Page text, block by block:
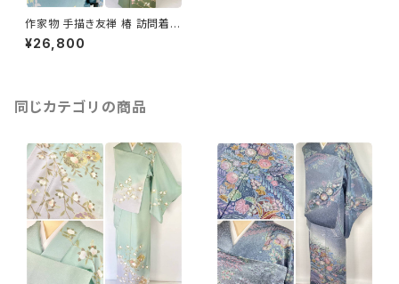
作家物 手描き友禅 椿 訪問着
花柄 正絹 青緑 白 ピンク 826
¥26,800
同じカテゴリの商品